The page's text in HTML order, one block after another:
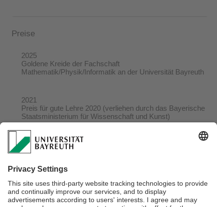
Preise
2025
Goldene Kreide der Fachschaft
Mathematik/Physik/Informatik an der Universität Bayreuth
2021
Preis für gute Lehre 2020 (verliehen durch das Bayerische
Staatsministerium für Wissenschaft und Kunst)
2020
Bayreuther Universitätspreis für digital unterstützte Lehre
2020
Goldene Kreide der Fachschaft
Mathematik/Physik/Informatik an der Universität Bayreuth